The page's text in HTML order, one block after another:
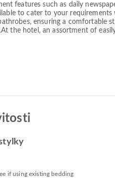
features such as daily
to cater to your
ensuring a comfortable
the hotel, an assortment of
if using existing bedding